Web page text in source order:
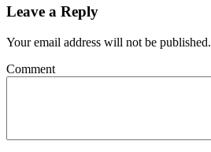
Leave a Reply
Your email address will not be published.
Comment